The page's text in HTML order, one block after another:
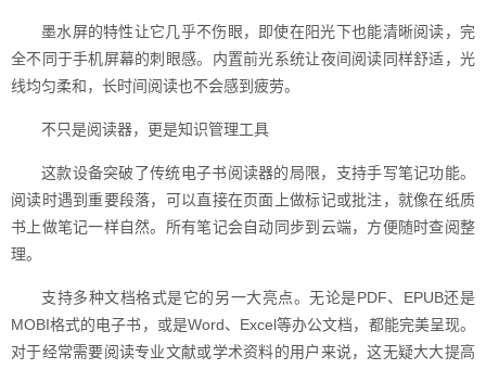
墨水屏的特性让它几乎不伤眼，即使在阳光下也能清晰阅读，完
全不同于手机屏幕的刺眼感。内置前光系统让夜间阅读同样舒适，光
线均匀柔和，长时间阅读也不会感到疲劳。
不只是阅读器，更是知识管理工具
这款设备突破了传统电子书阅读器的局限，支持手写笔记功能。
阅读时遇到重要段落，可以直接在页面上做标记或批注，就像在纸质
书上做笔记一样自然。所有笔记会自动同步到云端，方便随时查阅整
理。
支持多种文档格式是它的另一大亮点。无论是PDF、EPUB还是
MOBI格式的电子书，或是Word、Excel等办公文档，都能完美呈现。
对于经常需要阅读专业文献或学术资料的用户来说，这无疑大大提高